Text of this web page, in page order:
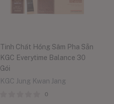
Tinh Chất Hồng Sâm Pha Sẵn
KGC Everytime Balance 30
Gói
KGC Jung Kwan Jang
0